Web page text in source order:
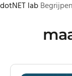
dotNET lab